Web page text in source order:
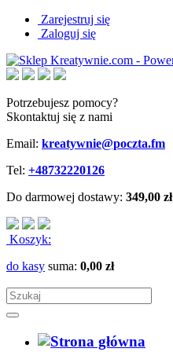
Zarejestruj się
Zaloguj się
Potrzebujesz pomocy?
Skontaktuj się z nami
Email: kreatywnie@poczta.fm
Tel: +48732220126
Do darmowej dostawy: 349,00 zł
Koszyk:
do kasy suma: 0,00 zł